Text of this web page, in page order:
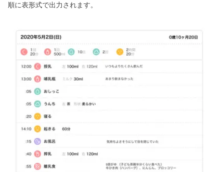
順に表形式で出力されます。